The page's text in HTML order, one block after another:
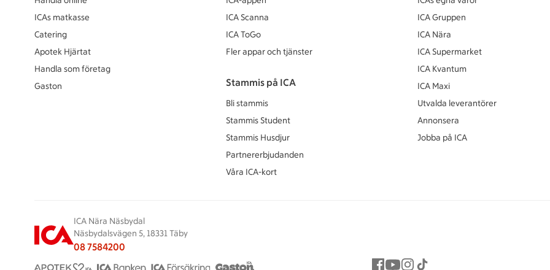
ICAs matkasse
Catering
Apotek Hjärtat
Handla som företag
Gaston
ICA Scanna
ICA ToGo
Fler appar och tjänster
Stammis på ICA
Bli stammis
Stammis Student
Stammis Husdjur
Partnererbjudanden
Våra ICA-kort
ICA Gruppen
ICA Nära
ICA Supermarket
ICA Kvantum
ICA Maxi
Utvalda leverantörer
Annonsera
Jobba på ICA
ICA Nära Näsbydal
Näsbydalsvägen 5, 18331 Täby
08 7584200